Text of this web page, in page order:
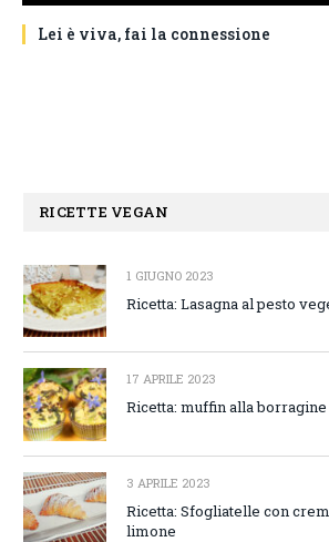
Lei è viva, fai la connessione
RICETTE VEGAN
1 GIUGNO 2023
Ricetta: Lasagna al pesto
17 APRILE 2023
Ricetta: muffin alla borragine
3 APRILE 2023
Ricetta: Sfogliatelle con
limone